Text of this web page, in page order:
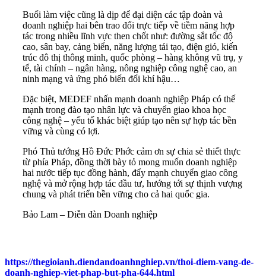
Buổi làm việc cũng là dịp để đại diện các tập đoàn và
doanh nghiệp hai bên trao đổi trực tiếp về tiềm năng hợp
tác trong nhiều lĩnh vực then chốt như: đường sắt tốc độ
cao, sân bay, cảng biển, năng lượng tái tạo, điện gió, kiến
trúc đô thị thông minh, quốc phòng – hàng không vũ trụ, y
tế, tài chính – ngân hàng, nông nghiệp công nghệ cao, an
ninh mạng và ứng phó biến đổi khí hậu…
Đặc biệt, MEDEF nhấn mạnh doanh nghiệp Pháp có thế
mạnh trong đào tạo nhân lực và chuyển giao khoa học
công nghệ – yếu tố khác biệt giúp tạo nên sự hợp tác bền
vững và cùng có lợi.
Phó Thủ tướng Hồ Đức Phớc cảm ơn sự chia sẻ thiết thực
từ phía Pháp, đồng thời bày tỏ mong muốn doanh nghiệp
hai nước tiếp tục đồng hành, đẩy mạnh chuyển giao công
nghệ và mở rộng hợp tác đầu tư, hướng tới sự thịnh vượng
chung và phát triển bền vững cho cả hai quốc gia.
Bảo Lam – Diễn đàn Doanh nghiệp
https://thegioianh.diendandoanhnghiep.vn/thoi-diem-vang-de-
doanh-nghiep-viet-phap-but-pha-644.html